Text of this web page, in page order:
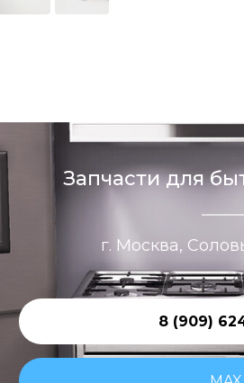
Запчасти для
г. Москва,
8 (909)